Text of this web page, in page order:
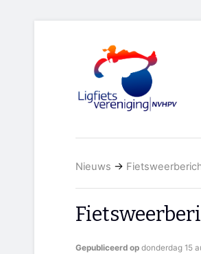
Nieuws →
Gepubliceerd op donderdag 15